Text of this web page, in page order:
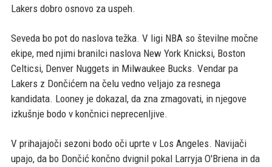
Lakers dobro osnovo za uspeh.
Seveda bo pot do naslova težka. V ligi NBA so številne močne
ekipe, med njimi branilci naslova New York Knicksi, Boston
Celticsi, Denver Nuggets in Milwaukee Bucks. Vendar pa
Lakers z Dončićem na čelu vedno veljajo za resnega
kandidata. Looney je dokazal, da zna zmagovati, in njegove
izkušnje bodo v končnici neprecenljive.
V prihajajoči sezoni bodo oči uprte v Los Angeles. Navijači
upajo, da bo Dončić končno dvignil pokal Larryja O'Briena in da